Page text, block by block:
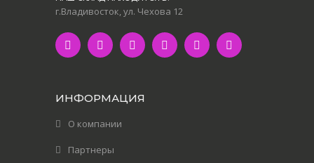
г.Владивосток, ул. Чехова 12
ИНФОРМАЦИЯ
О компании
Партнеры